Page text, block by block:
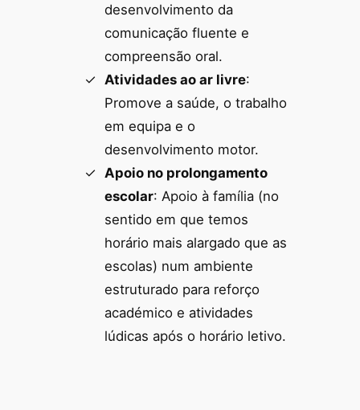
desenvolvimento da
comunicação fluente e
compreensão oral.
Atividades ao ar livre:
Promove a saúde, o trabalho
em equipa e o
desenvolvimento motor.
Apoio no prolongamento
escolar: Apoio à família (no
sentido em que temos
horário mais alargado que as
escolas) num ambiente
estruturado para reforço
académico e atividades
lúdicas após o horário letivo.